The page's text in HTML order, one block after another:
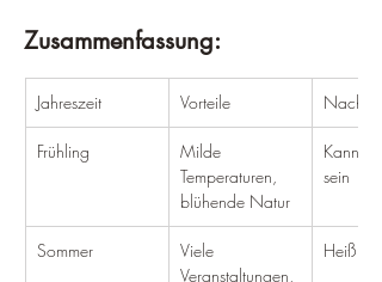
Zusammenfassung:
Jahreszeit Vorteile Nachteile
Frühling
Milde
Temperaturen,
blühende Natur
Kann
sein
Sommer
Viele
Veranstaltungen,
Heiß